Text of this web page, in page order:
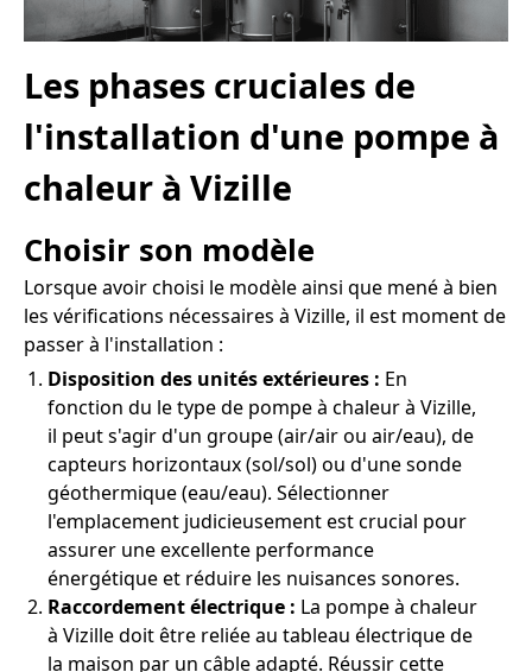
Les phases cruciales de
l'installation d'une pompe à
chaleur à Vizille
Choisir son modèle
Lorsque avoir choisi le modèle ainsi que mené à bien
les vérifications nécessaires à Vizille, il est moment de
passer à l'installation :
Disposition des unités extérieures : En
fonction du le type de pompe à chaleur à Vizille,
il peut s'agir d'un groupe (air/air ou air/eau), de
capteurs horizontaux (sol/sol) ou d'une sonde
géothermique (eau/eau). Sélectionner
l'emplacement judicieusement est crucial pour
assurer une excellente performance
énergétique et réduire les nuisances sonores.
Raccordement électrique : La pompe à chaleur
à Vizille doit être reliée au tableau électrique de
la maison par un câble adapté. Réussir cette